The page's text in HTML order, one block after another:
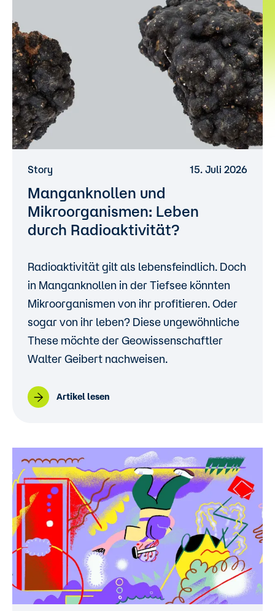
Story 15. Juli 2026
Manganknollen und
Mikroorganismen: Leben
durch Radioaktivität?
Radioaktivität gilt als lebensfeindlich. Doch
in Manganknollen in der Tiefsee könnten
Mikroorganismen von ihr profitieren. Oder
sogar von ihr leben? Diese ungewöhnliche
These möchte der Geowissenschaftler
Walter Geibert nachweisen.
Artikel lesen